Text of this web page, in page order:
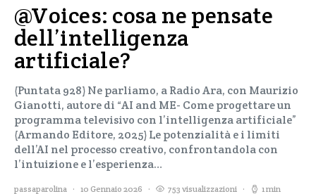
@Voices: cosa ne pensate
dell’intelligenza
artificiale?
(Puntata 928) Ne parliamo, a Radio Ara, con Maurizio
Gianotti, autore di “AI and ME- Come progettare un
programma televisivo con l’intelligenza artificiale”
(Armando Editore, 2025) Le potenzialità e i limiti
dell’AI nel processo creativo, confrontandola con
l’intuizione e l’esperienza…
passaparolina 10 Gennaio 2026 753 visualizzazioni 1 min